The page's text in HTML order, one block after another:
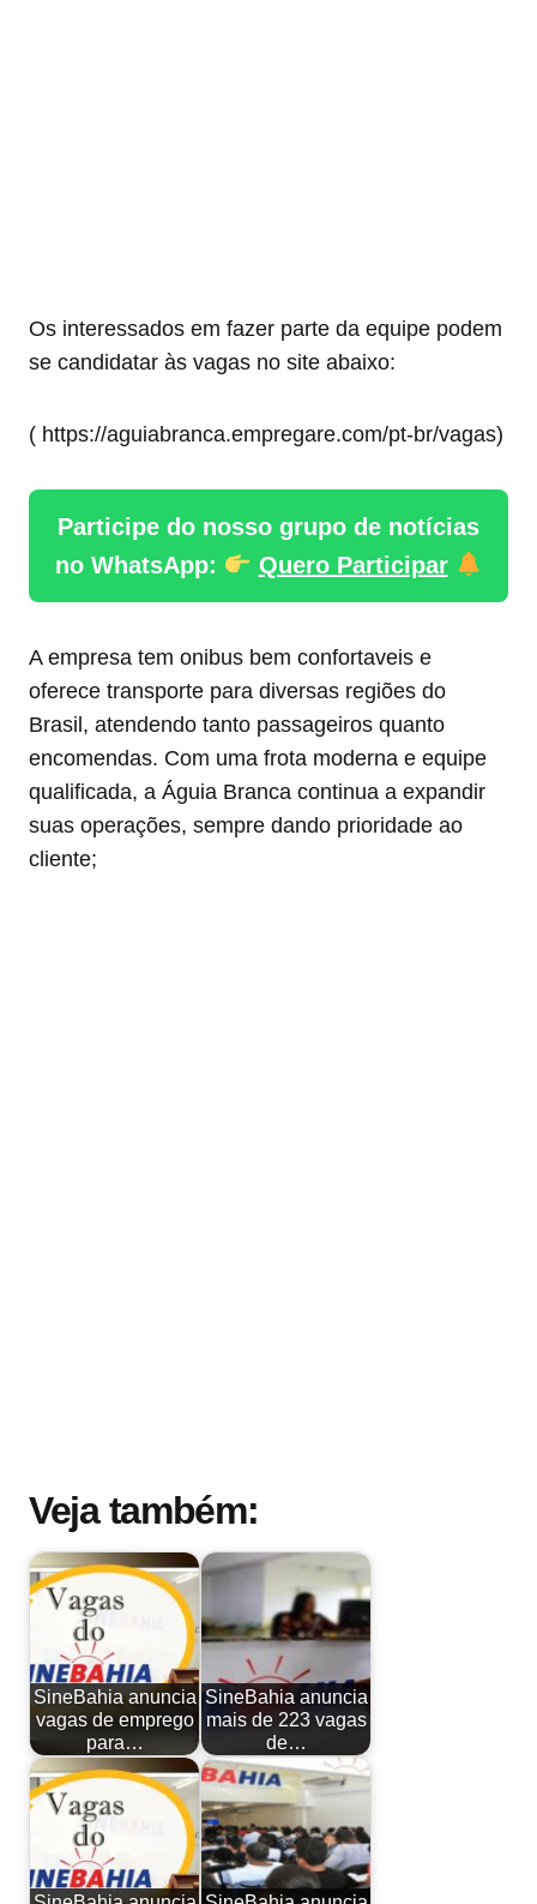
Os interessados em fazer parte da equipe podem
se candidatar às vagas no site abaixo:
( https://aguiabranca.empregare.com/pt-br/vagas)
Participe do nosso grupo de notícias
no WhatsApp:
Quero Participar
A empresa tem onibus bem confortaveis e
oferece transporte para diversas regiões do
Brasil, atendendo tanto passageiros quanto
encomendas. Com uma frota moderna e equipe
qualificada, a Águia Branca continua a expandir
suas operações, sempre dando prioridade ao
cliente;
Veja também:
SineBahia anuncia
vagas de emprego
para…
SineBahia anuncia
mais de 223 vagas
de…